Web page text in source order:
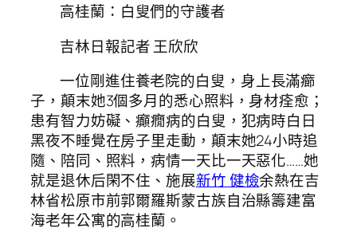
高桂蘭：白叟們的守護者
吉林日報記者 王欣欣
一位剛進住養老院的白叟，身上長滿癤
子，顛末她3個多月的悉心照料，身材痊愈；
患有智力妨礙、癲癇病的白叟，犯病時白日
黑夜不睡覺在房子里走動，顛末她24小時追
隨、陪同、照料，病情一天比一天惡化……她
就是退休后閑不住、施展新竹 健檢余熱在吉
林省松原市前郭爾羅斯蒙古族自治縣籌建富
海老年公寓的高桂蘭。